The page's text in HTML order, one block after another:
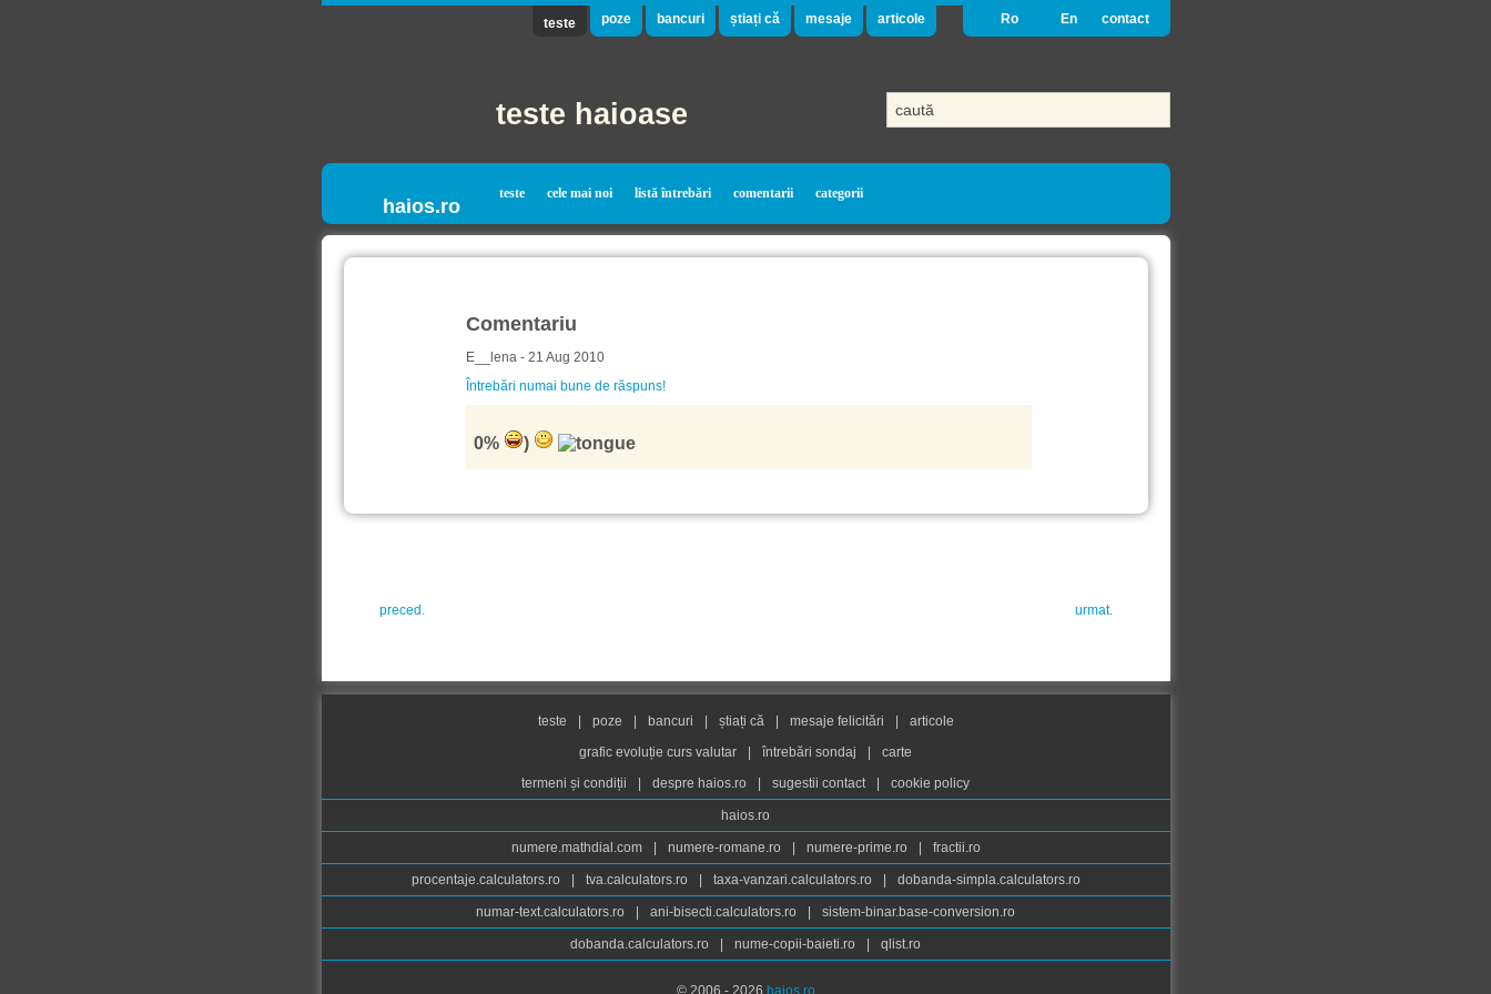
teste poze bancuri știați că mesaje articole Ro En contact
teste haioase
haios.ro
teste cele mai noi listă întrebări comentarii categorii
Comentariu
E__lena - 21 Aug 2010
Întrebări numai bune de răspuns!
0% )
preced. urmat.
teste poze bancuri știați că mesaje felicitări
articole
grafic evoluție curs valutar
întrebări sondaj
carte
termeni și condiții
despre haios.ro sugestii contact cookie policy
haios.ro
numere.mathdial.com numere-romane.ro numere-prime.ro fractii.ro
procentaje.calculators.ro tva.calculators.ro taxa-vanzari.calculators.ro dobanda-simpla.calculators.ro
numar-text.calculators.ro ani-bisecti.calculators.ro sistem-binar.base-conversion.ro
dobanda.calculators.ro nume-copii-baieti.ro qlist.ro
© 2006 - 2026 haios.ro